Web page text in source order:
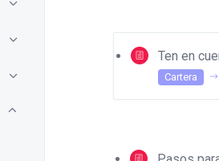
Ten en
Cartera